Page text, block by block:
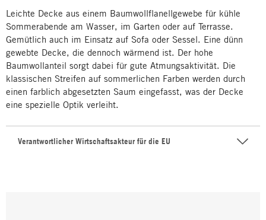
Leichte Decke aus einem Baumwollflanellgewebe für kühle
Sommerabende am Wasser, im Garten oder auf Terrasse.
Gemütlich auch im Einsatz auf Sofa oder Sessel. Eine dünn
gewebte Decke, die dennoch wärmend ist. Der hohe
Baumwollanteil sorgt dabei für gute Atmungsaktivität. Die
klassischen Streifen auf sommerlichen Farben werden durch
einen farblich abgesetzten Saum eingefasst, was der Decke
eine spezielle Optik verleiht.
Verantwortlicher Wirtschaftsakteur für die EU